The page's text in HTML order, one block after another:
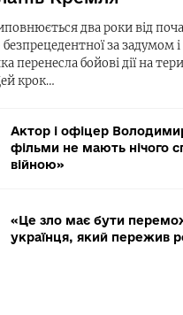
два роки від
безпрецедентної за задумом
перенесла бойові дії на
крок…
Актор і офіцер
фільми не мають нічого
війною»
«Це зло має бути
українця, який пережив